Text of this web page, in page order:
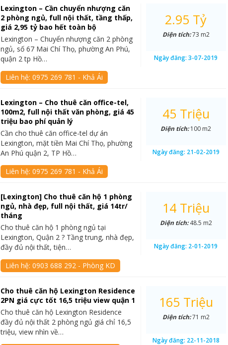
Lexington – Cần chuyển nhượng căn
2 phòng ngủ, full nội thất, tầng thấp,
giá 2,95 tỷ bao hết toàn bộ
Lexington – Chuyển nhượng căn 2 phòng
ngủ, số 67 Mai Chí Thọ, phường An Phú,
quận 2 tp Hồ…
Liên hệ:0975 269 781 - Khả Ái
2.95 Tỷ
Diện tích:73 m2
Ngày đăng:3-07-2019
Lexington – Cho thuê căn office-tel,
100m2, full nội thất văn phòng, giá 45
triệu bao phí quản lý
Cần cho thuê căn office-tel dự án
Lexington, mặt tiền Mai Chí Thọ, phường
An Phú quận 2, TP Hồ…
Liên hệ:0975 269 781 - Khả Ái
45 Triệu
Diện tích:100 m2
Ngày đăng: 21-02-2019
[Lexington] Cho thuê căn hộ 1 phòng
ngủ, nhà đẹp, full nội thất, giá 14tr/
tháng
Cho thuê căn hộ 1 phòng ngủ tại
Lexington, Quận 2 ? Tầng trung, nhà đẹp,
đầy đủ nội thất, tiện…
Liên hệ:0903 688 292 - Phòng KD
14 Triệu
Diện tích:48.5 m2
Ngày đăng: 2-01-2019
Cho thuê căn hộ Lexington Residence
2PN giá cực tốt 16,5 triệu view quận 1
Cho thuê căn hộ Lexington Residence
đầy đủ nội thất 2 phòng ngủ giá chỉ 16,5
triệu, view nhìn về…
165 Triệu
Diện tích:71 m2
Ngày đăng: 22-11-2018